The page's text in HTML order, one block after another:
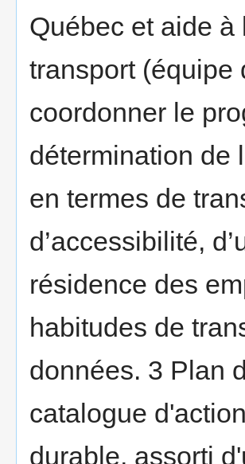
Québec et aide à
transport (équipe
coordonner le
détermination de
en termes de
d’accessibilité,
résidence des
habitudes de
données. 3 Plan
catalogue
durable, assorti